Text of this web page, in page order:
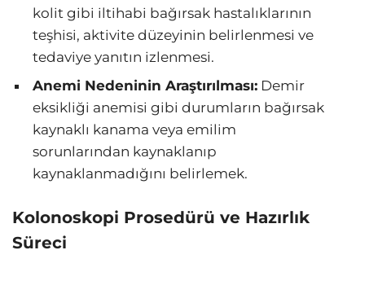
kolit gibi iltihabi bağırsak hastalıklarının
teşhisi, aktivite düzeyinin belirlenmesi ve
tedaviye yanıtın izlenmesi.
Anemi Nedeninin Araştırılması: Demir
eksikliği anemisi gibi durumların bağırsak
kaynaklı kanama veya emilim
sorunlarından kaynaklanıp
kaynaklanmadığını belirlemek.
Kolonoskopi Prosedürü ve Hazırlık
Süreci